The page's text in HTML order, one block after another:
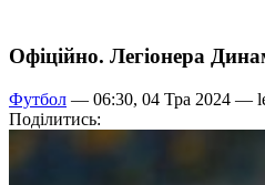
Офіційно. Легіонера
Футбол — 06:30, 04 Тра 2024 —
Поділитись: